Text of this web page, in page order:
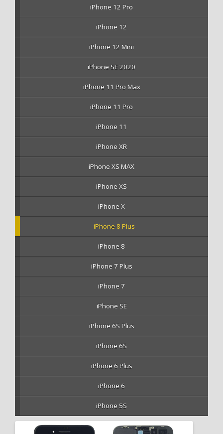
iPhone 12 Pro
iPhone 12
iPhone 12 Mini
iPhone SE 2020
iPhone 11 Pro Max
iPhone 11 Pro
iPhone 11
iPhone XR
iPhone XS MAX
iPhone XS
iPhone X
iPhone 8 Plus
iPhone 8
iPhone 7 Plus
iPhone 7
iPhone SE
iPhone 6S Plus
iPhone 6S
iPhone 6 Plus
iPhone 6
iPhone 5S